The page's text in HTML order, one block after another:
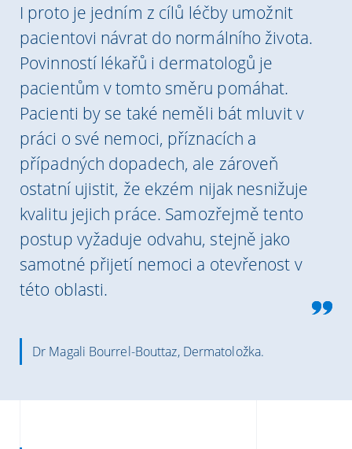
I proto je jedním z cílů léčby umožnit
pacientovi návrat do normálního života.
Povinností lékařů i dermatologů je
pacientům v tomto směru pomáhat.
Pacienti by se také neměli bát mluvit v
práci o své nemoci, příznacích a
případných dopadech, ale zároveň
ostatní ujistit, že ekzém nijak nesnižuje
kvalitu jejich práce. Samozřejmě tento
postup vyžaduje odvahu, stejně jako
samotné přijetí nemoci a otevřenost v
této oblasti.
Dr Magali Bourrel-Bouttaz, Dermatoložka.